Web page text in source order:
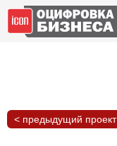
< предыдущий проект